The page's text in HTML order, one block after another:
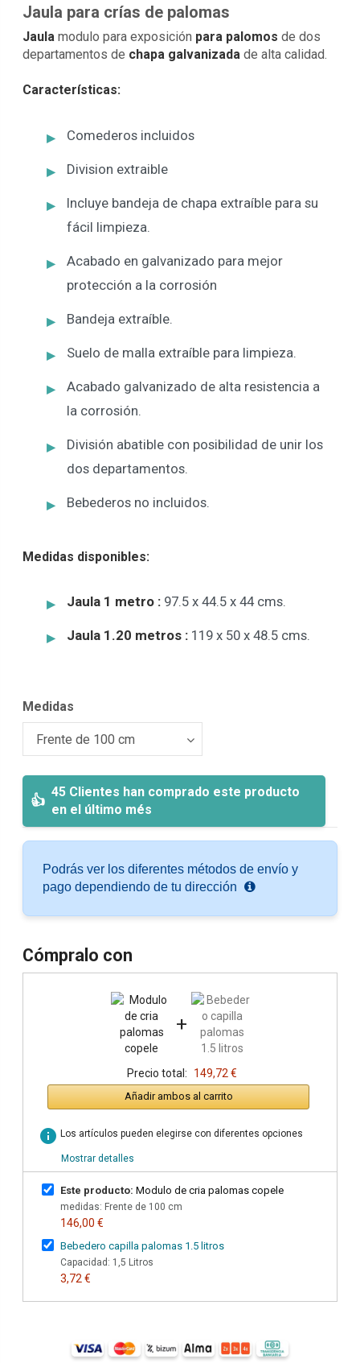
Jaula para crías de palomas
Jaulamodulo para exposición para palomos de dos
departamentos de chapa galvanizadade alta calidad.
Características:
Comederos incluidos
Division extraible
Incluye bandeja de chapa extraíble para su
fácil limpieza.
Acabado en galvanizado para mejor
protección a la corrosión
Bandeja extraíble.
Suelo de malla extraíble para limpieza.
Acabado galvanizado de alta resistencia a
la corrosión.
División abatible con posibilidad de unir los
dos departamentos.
Bebederos no incluidos.
Medidas disponibles:
Jaula 1 metro :97.5 x 44.5 x 44 cms.
Jaula 1.20 metros :119 x 50 x 48.5 cms.
Medidas
45 Clientes han comprado este producto
en el último més
Podrás ver los diferentes métodos de envío y
pago dependiendo de tu dirección
Cómpralo con
+
Precio total: 149,72 €
Añadir ambos al carrito
info Los artículos pueden elegirse con diferentes opciones
Mostrar detalles
Este producto: Modulo de cria palomas copele
medidas: Frente de 100 cm
146,00 €
Bebedero capilla palomas 1.5 litros
Capacidad: 1,5 Litros
3,72 €